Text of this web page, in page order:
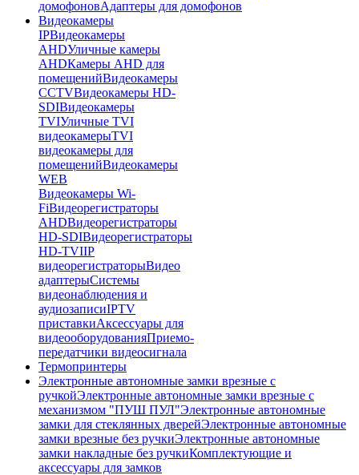
домофоновАдаптеры для домофонов
Видеокамеры
IPВидеокамеры
AHDУличные камеры
AHDКамеры AHD для
помещенийВидеокамеры
CCTVВидеокамеры HD-
SDIВидеокамеры
TVIУличные TVI
видеокамерыTVI
видеокамеры для
помещенийВидеокамеры
WEB
Видеокамеры Wi-
FiВидеорегистраторы
AHDВидеорегистраторы
HD-SDIВидеорегистраторы
HD-TVIIP
видеорегистраторыВидео
адаптерыСистемы
видеонаблюдения и
аудиозаписиIPTV
приставкиАксессуары для
видеооборудованияПриемо-
передатчики видеосигнала
Термопринтеры
Электронные автономные замки врезные с
ручкойЭлектронные автономные замки врезные с
механизмом "ПУШ ПУЛ"Электронные автономные
замки для стеклянных дверейЭлектронные автономные
замки врезные без ручкиЭлектронные автономные
замки накладные без ручкиКомплектующие и
аксессуары для замков